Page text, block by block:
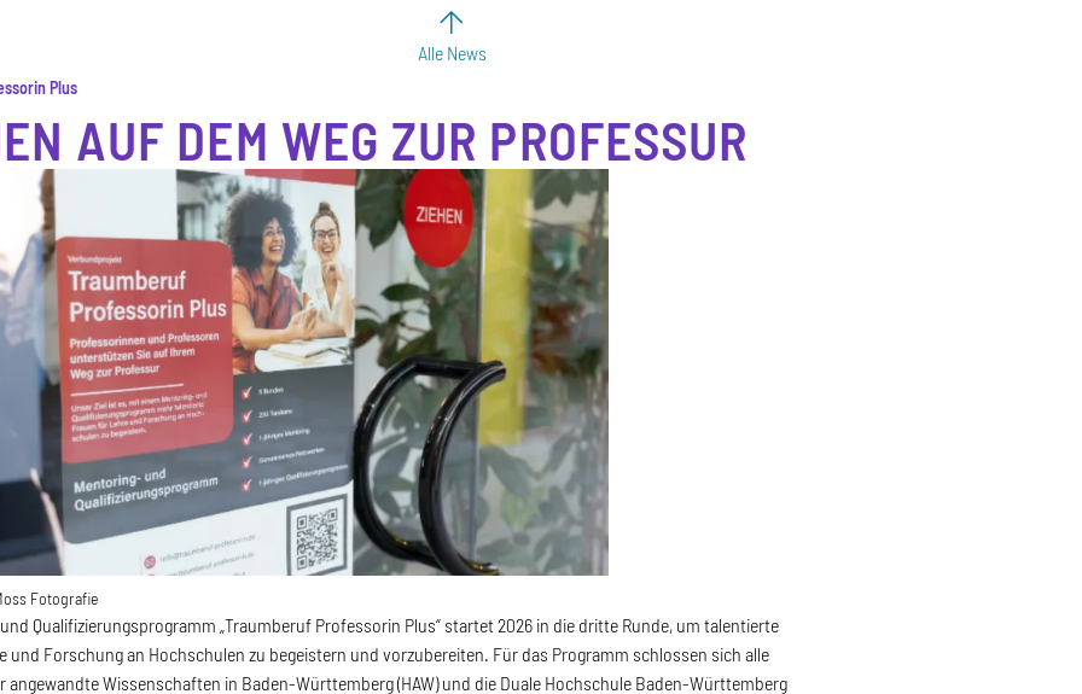
Alle News
Plus
AUF DEM WEG ZUR PROFESSUR
Fotografie
Qualifizierungsprogramm „Traumberuf Professorin Plus“ startet 2026 in die dritte Runde, um talentierte
und Forschung an Hochschulen zu begeistern und vorzubereiten. Für das Programm schlossen sich alle
angewandte Wissenschaften in Baden-Württemberg (HAW) und die Duale Hochschule Baden-Württemberg